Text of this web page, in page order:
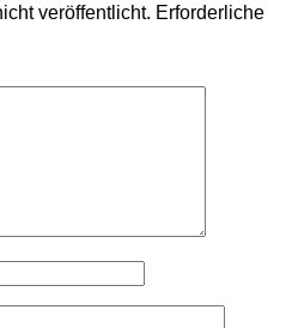
veröffentlicht. Erforderliche